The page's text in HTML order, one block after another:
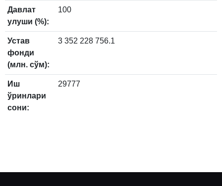
Давлат
улуши (%):
100
Устав
фонди
(млн. сўм):
3 352 228 756.1
Иш
ўринлари
сони:
29777